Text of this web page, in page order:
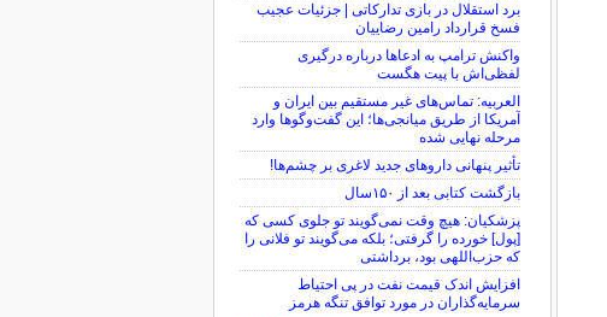
برد استقلال در بازی تدارکاتی | جزئیات عجیب
فسخ قرارداد رامین رضاییان
واکنش ترامپ به ادعاها درباره درگیری
لفظی‌اش با پیت هگست
العربیه: تماس‌های غیر مستقیم بین ایران و
آمریکا از طریق میانجی‌ها؛ این گفت‌و‌گو‌ها وارد
مرحله نهایی شده
تأثیر پنهانی داروهای جدید لاغری بر چشم‌ها!
بازگشت کتابی بعد از ۱۵۰سال
پزشکیان: هیچ وقت نمی‌گویند تو جلوی کسی که
[پول] خورده را گرفتی؛ بلکه می‌گویند تو فلانی را
که حزب‌اللهی بود، برداشتی
افزایش اندک قیمت نفت در پی احتیاط
سرمایه‌گذاران در مورد توافق تنگه هرمز